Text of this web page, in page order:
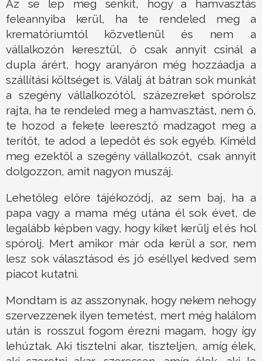
Az se lep meg senkit, hogy a hamvasztás
feleannyiba kerül, ha te rendeled meg a
krematóriumtól közvetlenül és nem a
vállalkozón keresztül, ő csak annyit csinál a
dupla árért, hogy aranyáron még hozzáadja a
szállítási költséget is. Válalj át bátran sok munkát
a szegény vállalkozótól, százezreket spórolsz
rajta, ha te rendeled meg a hamvasztást, nem ő,
te hozod a fekete leeresztő madzagot meg a
terítőt, te adod a lepedőt és sok egyéb. Kíméld
meg ezektől a szegény vállalkozót, csak annyit
dolgozzon, amit nagyon muszáj.
Lehetőleg előre tájékozódj, az sem baj, ha a
papa vagy a mama még utána él sok évet, de
legalább képben vagy, hogy kiket kerülj el és hol
spórolj. Mert amikor már oda kerül a sor, nem
lesz sok választásod és jó eséllyel kedved sem
piacot kutatni.
Mondtam is az asszonynak, hogy nekem nehogy
szervezzenek ilyen temetést, mert még halálom
után is rosszul fogom érezni magam, hogy így
lehúztak. Aki tisztelni akar, tiszteljen, amíg élek,